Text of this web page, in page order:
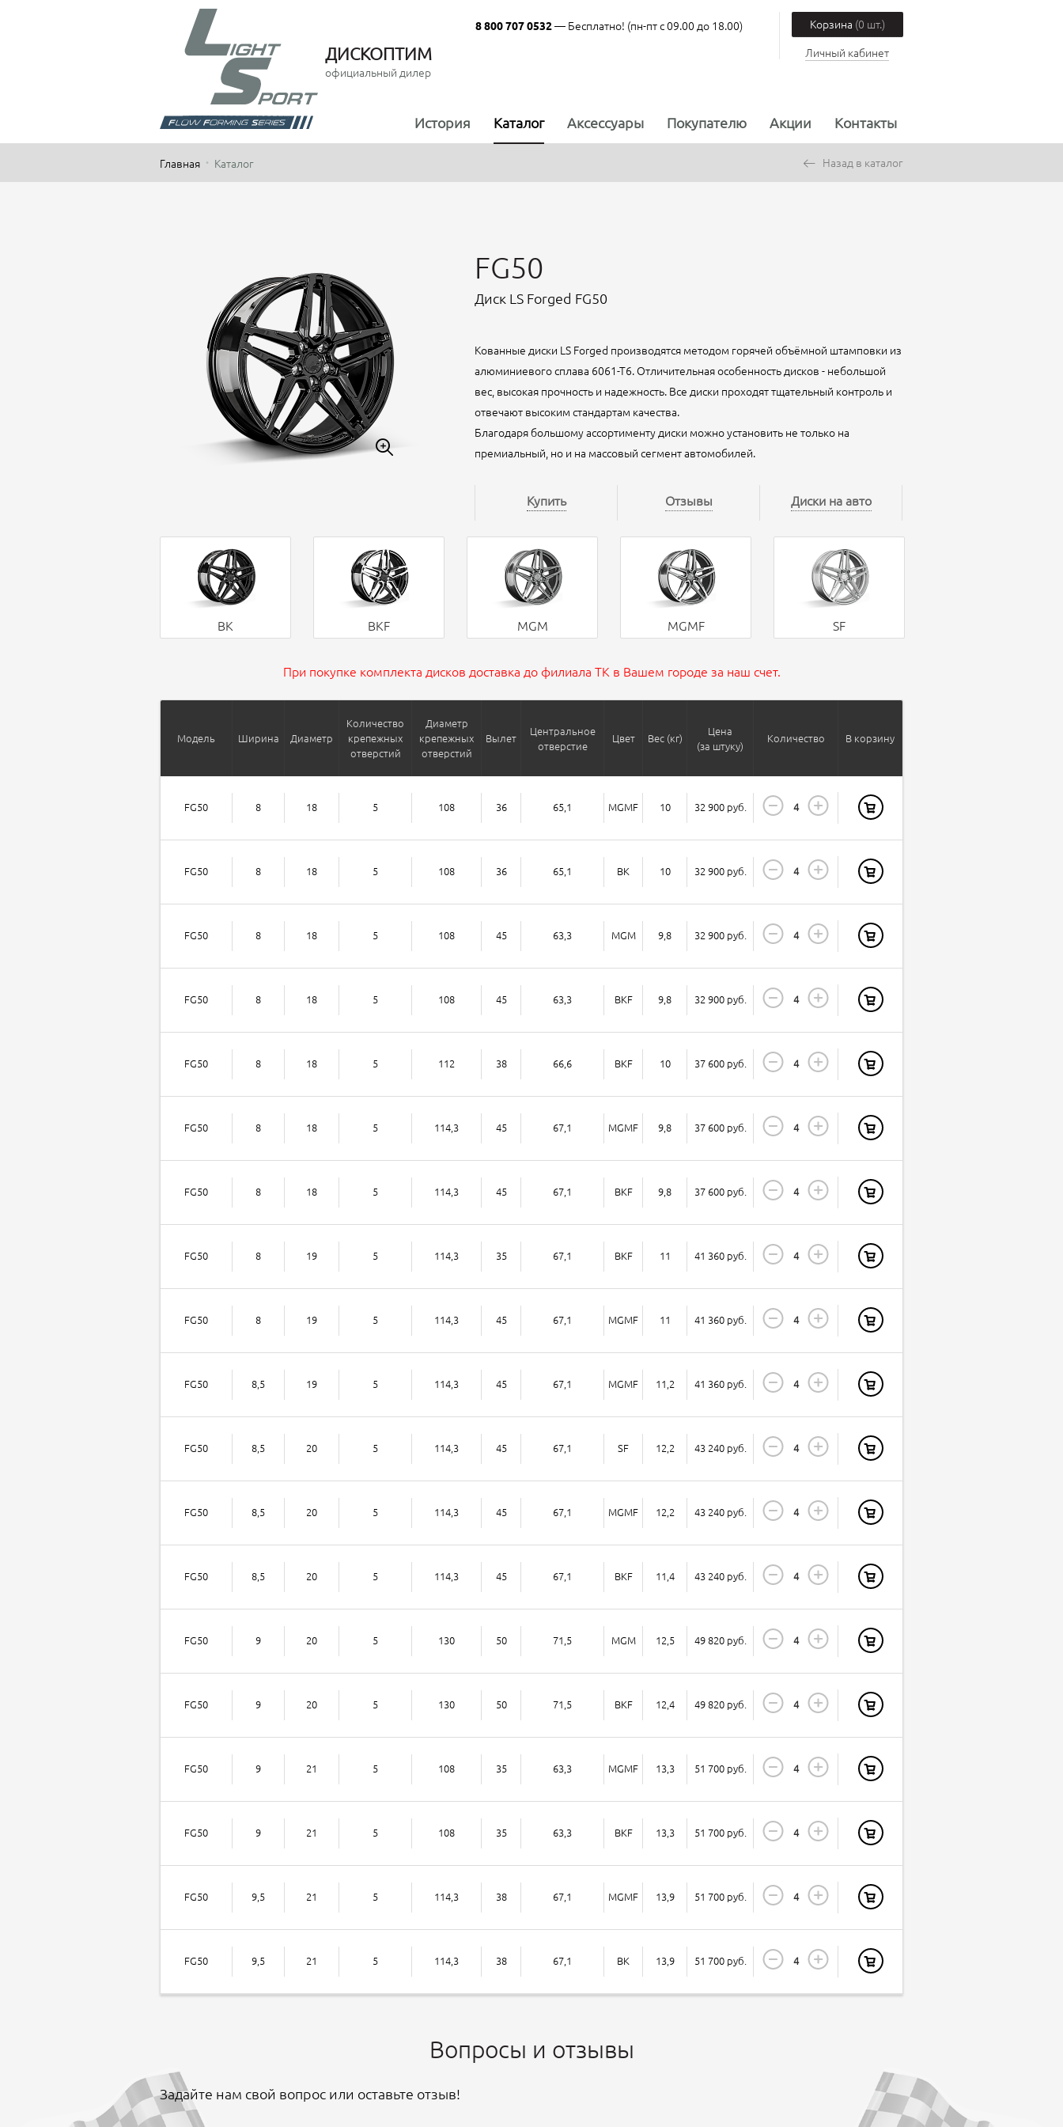
ДИСКОПТИМ
официальный дилер
8 800 707 0532— Бесплатно! (пн-пт с 09.00 до 18.00) Корзина (0 шт.)
Личный кабинет
История Каталог Аксессуары Покупателю Акции Контакты
Главная Каталог Назад в каталог
FG50
Диск LS Forged FG50
Кованные диски LS Forged производятся методом горячей объёмной штамповки из
алюминиевого сплава 6061-Т6. Отличительная особенность дисков - небольшой
вес, высокая прочность и надежность. Все диски проходят тщательный контроль и
отвечают высоким стандартам качества.
Благодаря большому ассортименту диски можно установить не только на
премиальный, но и на массовый сегмент автомобилей.
Купить Отзывы Диски на авто
BK BKF MGM MGMF SF
При покупке комплекта дисков доставка до филиала ТК в Вашем городе за наш счет.
Модель Ширина Диаметр
Количество
крепежных
отверстий
Диаметр
крепежных
отверстий
Вылет
Центральное
отверстие
Цвет Вес (кг)
Цена
(за штуку)
Количество В корзину
FG50 8 18 5 108 36 65,1 MGMF 10 32 900 руб.
FG50 8 18 5 108 36 65,1 BK 10 32 900 руб.
FG50 8 18 5 108 45 63,3 MGM 9,8 32 900 руб.
FG50 8 18 5 108 45 63,3 BKF 9,8 32 900 руб.
FG50 8 18 5 112 38 66,6 BKF 10 37 600 руб.
FG50 8 18 5 114,3 45 67,1 MGMF 9,8 37 600 руб.
FG50 8 18 5 114,3 45 67,1 BKF 9,8 37 600 руб.
FG50 8 19 5 114,3 35 67,1 BKF 11 41 360 руб.
FG50 8 19 5 114,3 45 67,1 MGMF 11 41 360 руб.
FG50 8,5 19 5 114,3 45 67,1 MGMF 11,2 41 360 руб.
FG50 8,5 20 5 114,3 45 67,1 SF 12,2 43 240 руб.
FG50 8,5 20 5 114,3 45 67,1 MGMF 12,2 43 240 руб.
FG50 8,5 20 5 114,3 45 67,1 BKF 11,4 43 240 руб.
FG50 9 20 5 130 50 71,5 MGM 12,5 49 820 руб.
FG50 9 20 5 130 50 71,5 BKF 12,4 49 820 руб.
FG50 9 21 5 108 35 63,3 MGMF 13,3 51 700 руб.
FG50 9 21 5 108 35 63,3 BKF 13,3 51 700 руб.
FG50 9,5 21 5 114,3 38 67,1 MGMF 13,9 51 700 руб.
FG50 9,5 21 5 114,3 38 67,1 BK 13,9 51 700 руб.
Вопросы и отзывы
Задайте нам свой вопрос или оставьте отзыв!